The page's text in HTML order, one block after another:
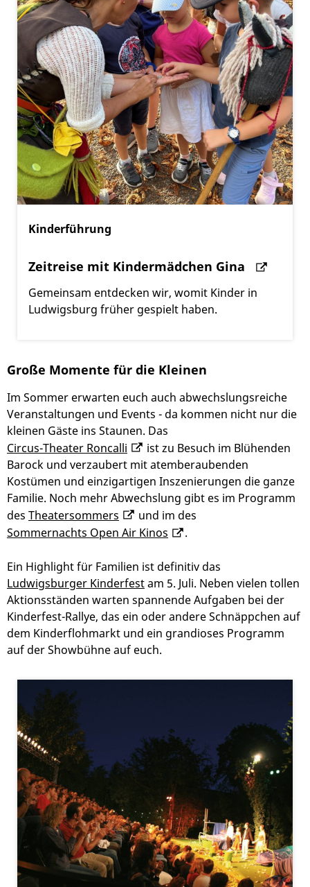
Kinderführung
Zeitreise mit Kindermädchen Gina
Gemeinsam entdecken wir, womit Kinder in
Ludwigsburg früher gespielt haben.
Große Momente für die Kleinen
Im Sommer erwarten euch auch abwechslungsreiche
Veranstaltungen und Events - da kommen nicht nur die
kleinen Gäste ins Staunen. Das
Circus-Theater Roncalli
ist zu Besuch im Blühenden
Barock und verzaubert mit atemberaubenden
Kostümen und einzigartigen Inszenierungen die ganze
Familie. Noch mehr Abwechslung gibt es im Programm
des Theatersommers
und im des
Sommernachts Open Air Kinos
.
Ein Highlight für Familien ist definitiv das
Ludwigsburger Kinderfestam 5. Juli. Neben vielen tollen
Aktionsständen warten spannende Aufgaben bei der
Kinderfest-Rallye, das ein oder andere Schnäppchen auf
dem Kinderflohmarkt und ein grandioses Programm
auf der Showbühne auf euch.